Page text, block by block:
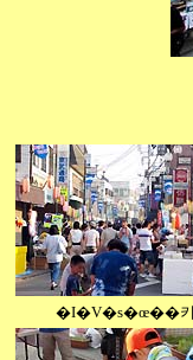
�I�V�s�œ��